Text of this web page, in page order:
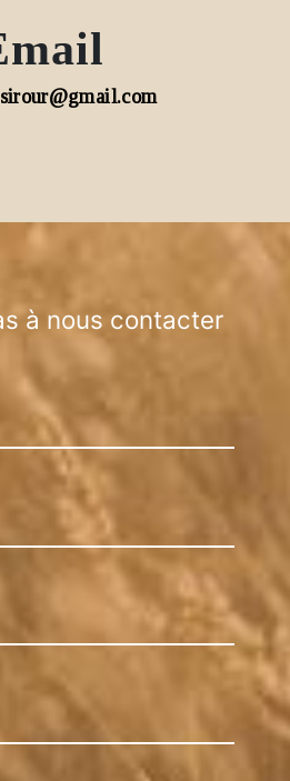
à nous contacter